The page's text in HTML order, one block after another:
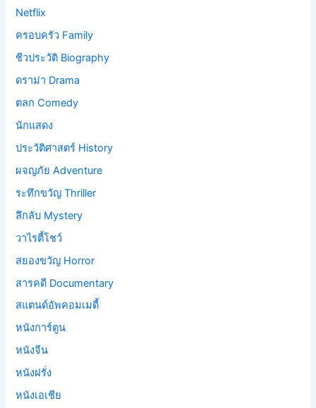
Netflix
ครอบครัว Family
ชีวประวัติ Biography
ดราม่า Drama
ตลก Comedy
นักแสดง
ประวัติศาสตร์ History
ผจญภัย Adventure
ระทึกขวัญ Thriller
ลึกลับ Mystery
วาไรตี้โชว์
สยองขวัญ Horror
สารคดี Documentary
สแตนด์อัพคอมเมดี้
หนังการ์ตูน
หนังจีน
หนังฝรั่ง
หนังเอเชีย